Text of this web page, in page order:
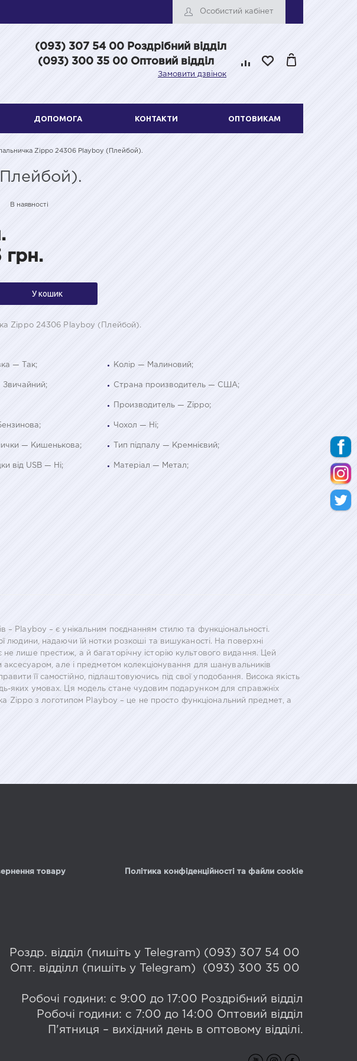
Особистий кабінет
(093) 307 54 00 Роздрібний відділ
(093) 300 35 00 Оптовий відділ
Замовити дзвінок
ДОПОМОГА КОНТАКТИ ОПТОВИКАМ
Zippo 24306 Playboy (Плейбой).
В наявності
грн.
У кошик
Zippo 24306 Playboy (Плейбой).
— Так; Колір — Малиновий;
Звичайний; Страна производитель — США;
Производитель — Zippo;
Чохол — Ні;
— Кишенькова; Тип підпалу — Кремнієвий;
від USB — Ні; Матеріал — Метал;
– Playboy – є унікальним поєднанням стилю та функціональності.
людини, надаючи їй нотки розкоші та вишуканості. На поверхні
лише престиж, а й багаторічну історію культового видання. Цей
аксесуаром, але і предметом колекціонування для шанувальників
її самостійно, підлаштовуючись під свої уподобання. Висока якість
яких умовах. Ця модель стане чудовим подарунком для справжніх
Zippo з логотипом Playboy – це не просто функціональний предмет, а
товару Політика конфіденційності та файли cookie
Роздр. відділ (пишіть у Telegram) (093) 307 54 00
Опт. відділл (пишіть у Telegram) (093) 300 35 00
Робочі години: с 9:00 до 17:00 Роздрібний відділ
Робочі години: с 7:00 до 14:00 Оптовий відділ
П'ятниця – вихідний день в оптовому відділі.